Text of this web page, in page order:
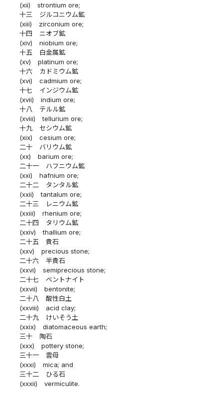
(xii)
strontium ore;
十三
ジルコニウム鉱
(xiii)
zirconium ore;
十四
ニオブ鉱
(xiv)
niobium ore;
十五
白金属鉱
(xv)
platinum ore;
十六
カドミウム鉱
(xvi)
cadmium ore;
十七
インジウム鉱
(xvii)
indium ore;
十八
テルル鉱
(xviii)
tellurium ore;
十九
セシウム鉱
(xix)
cesium ore;
二十
バリウム鉱
(xx)
barium ore;
二十一
ハフニウム鉱
(xxi)
hafnium ore;
二十二
タンタル鉱
(xxii)
tantalum ore;
二十三
レニウム鉱
(xxiii)
rhenium ore;
二十四
タリウム鉱
(xxiv)
thallium ore;
二十五
貴石
(xxv)
precious stone;
二十六
半貴石
(xxvi)
semiprecious stone;
二十七
ベントナイト
(xxvii)
bentonite;
二十八
酸性白土
(xxviii)
acid clay;
二十九
けいそう土
(xxix)
diatomaceous earth;
三十
陶石
(xxx)
pottery stone;
三十一
雲母
(xxxi)
mica; and
三十二
ひる石
(xxxii)
vermiculite.